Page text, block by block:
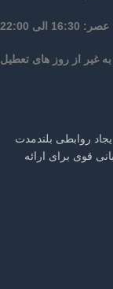
عصر: 16:30 الی 22:00
به غیر از روز های تعطیل
روابطی بلندمدت
قوی برای ارائه